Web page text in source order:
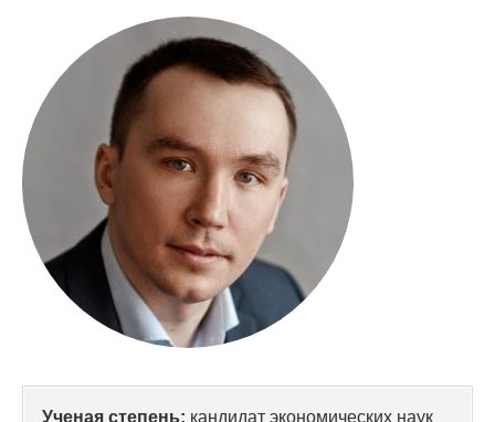
Научные подразделения
Администрация
Сотрудники
Отчетность
Противодействие коррупции
Материалы для СМИ
Публикации
Ученая степень: кандидат экономических наук